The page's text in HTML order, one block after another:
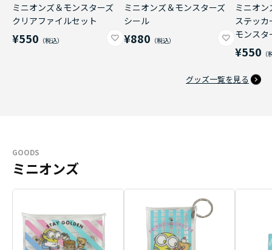
ミニオンズ＆モンスターズ
クリアファイルセット
¥550
ミニオンズ＆モンスターズ
シール
¥880
ミニオ
ステッ
モンスタ
¥550
グッズ一覧を見る
GOODS
ミニオンズ